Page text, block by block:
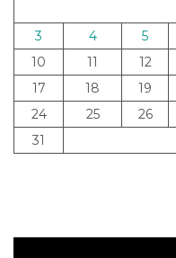
3
4 5
10
11 12
17
18 19
24
25 26
31